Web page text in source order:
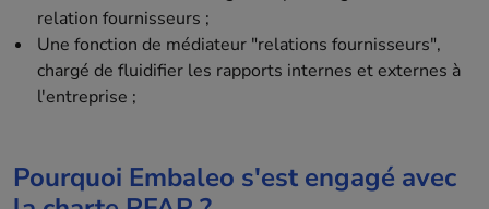
relation fournisseurs ;
Une fonction de médiateur "relations fournisseurs",
chargé de fluidifier les rapports internes et externes à
l'entreprise ;
Pourquoi Embaleo s'est engagé avec